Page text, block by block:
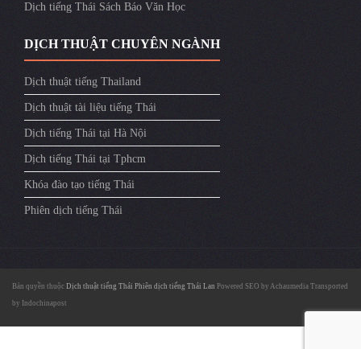
Dịch tiếng Thái Sách Báo Văn Học
DỊCH THUẬT CHUYÊN NGÀNH
Dịch thuật tiếng Thailand
Dịch thuật tài liệu tiếng Thái
Dịch tiếng Thái tại Hà Nội
Dịch tiếng Thái tại Tphcm
Khóa đào tạo tiếng Thái
Phiên dịch tiếng Thái
Bản quyền thuộc Dịch thuật tiếng Thái Phiên dịch tiếng Thái Lan Powered SEO by Achaumedia Transported
by Indochinapost